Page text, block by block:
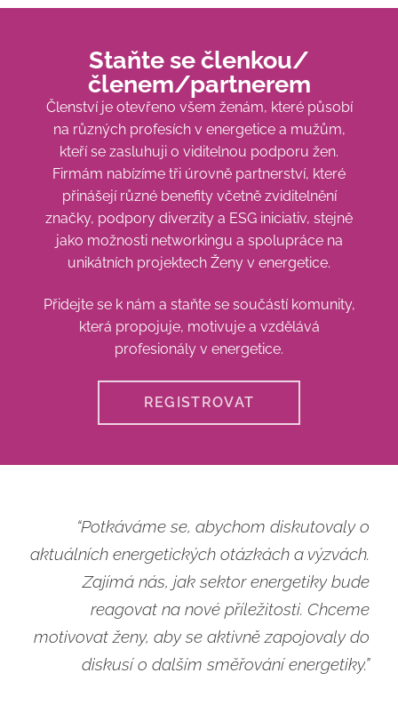
Staňte se členkou/
členem/partnerem
Členství je otevřeno všem ženám, které působí
na různých profesích v energetice a mužům,
kteří se zasluhuji o viditelnou podporu žen.
Firmám nabízíme tři úrovně partnerství, které
přinášejí různé benefity včetně zviditelnění
značky, podpory diverzity a ESG iniciativ, stejně
jako možnosti networkingu a spolupráce na
unikátních projektech Ženy v energetice.
Přidejte se k nám a staňte se součástí komunity,
která propojuje, motivuje a vzdělává
profesionály v energetice.
REGISTROVAT
“Potkáváme se, abychom diskutovaly o
aktuálních energetických otázkách a výzvách.
Zajímá nás, jak sektor energetiky bude
reagovat na nové příležitosti. Chceme
motivovat ženy, aby se aktivně zapojovaly do
diskusí o dalším směřování energetiky.”